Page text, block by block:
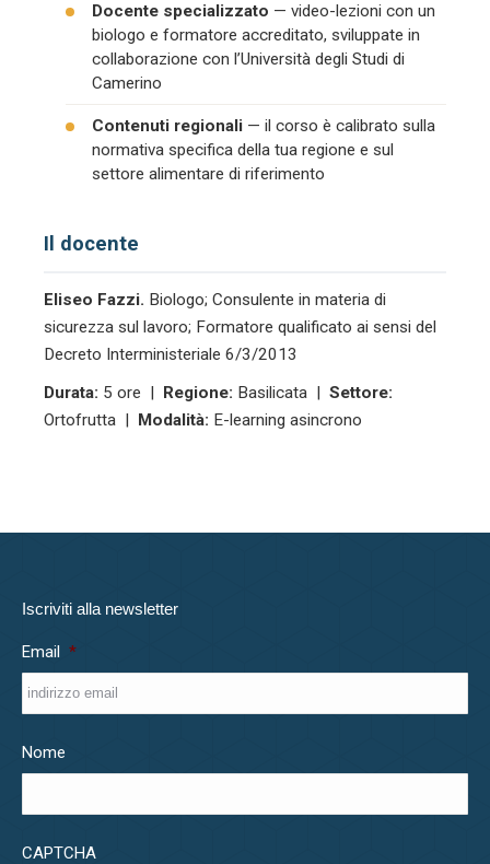
Docente specializzato — video-lezioni con un
biologo e formatore accreditato, sviluppate in
collaborazione con l’Università degli Studi di
Camerino
Contenuti regionali — il corso è calibrato sulla
normativa specifica della tua regione e sul
settore alimentare di riferimento
Il docente
Eliseo Fazzi. Biologo; Consulente in materia di
sicurezza sul lavoro; Formatore qualificato ai sensi del
Decreto Interministeriale 6/3/2013
Durata: 5 ore | Regione: Basilicata | Settore:
Ortofrutta | Modalità: E-learning asincrono
Iscriviti alla newsletter
Email *
Nome
CAPTCHA